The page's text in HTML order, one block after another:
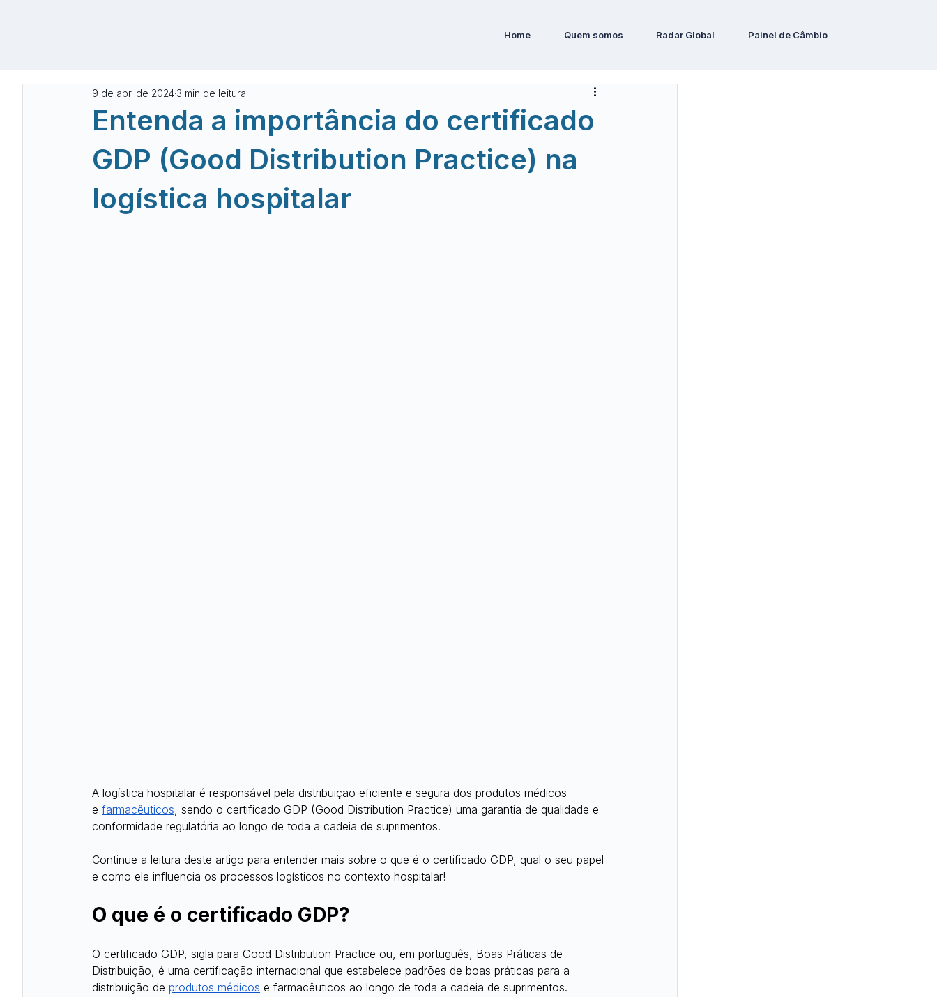
Home Quem somos Radar Global Painel de Câmbio
Entenda a importância do certificado
GDP (Good Distribution Practice) na
logística hospitalar
9 de abr. de 2024 3 min de leitura
A logística hospitalar é responsável pela distribuição eficiente e segura dos produtos médicos
e farmacêuticos, sendo o certificado GDP (Good Distribution Practice) uma garantia de qualidade e
conformidade regulatória ao longo de toda a cadeia de suprimentos.
Continue a leitura deste artigo para entender mais sobre o que é o certificado GDP, qual o seu papel
e como ele influencia os processos logísticos no contexto hospitalar!
O que é o certificado GDP?
O certificado GDP, sigla para Good Distribution Practice ou, em português, Boas Práticas de
Distribuição, é uma certificação internacional que estabelece padrões de boas práticas para a
distribuição de produtos médicos e farmacêuticos ao longo de toda a cadeia de suprimentos.